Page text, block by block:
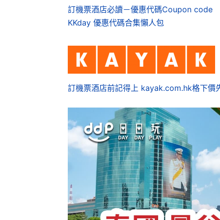
訂機票酒店必讀－優惠代碼Coupon code
KKday 優惠代碼合集懶人包
訂機票酒店前記得上 kayak.com.hk格下價